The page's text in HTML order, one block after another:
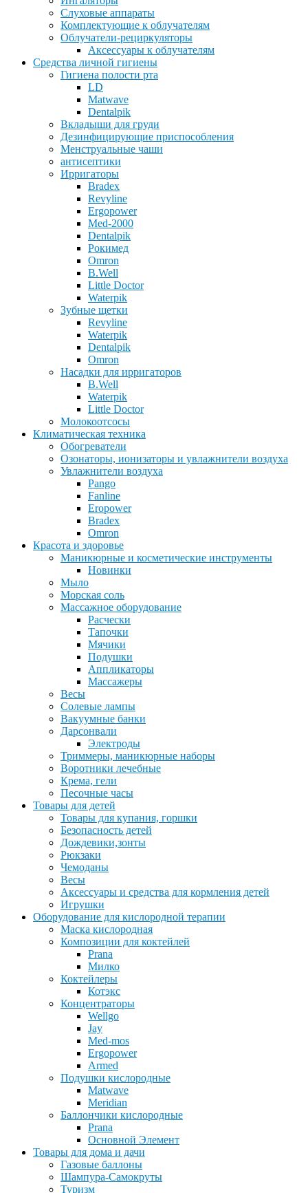
Слуховые аппараты
Комплектующие к облучателям
Облучатели-рециркуляторы
Аксессуары к облучателям
Средства личной гигиены
Гигиена полости рта
LD
Matwave
Dentalpik
Вкладыши для груди
Дезинфицирующие приспособления
Менструальные чаши
антисептики
Ирригаторы
Bradex
Revyline
Ergopower
Med-2000
Dentalpik
Рокимед
Omron
B.Well
Little Doctor
Waterpik
Зубные щетки
Revyline
Waterpik
Dentalpik
Omron
Насадки для ирригаторов
B.Well
Waterpik
Little Doctor
Молокоотсосы
Климатическая техника
Обогреватели
Озонаторы, ионизаторы и увлажнители воздуха
Увлажнители воздуха
Pango
Fanline
Eropower
Bradex
Omron
Красота и здоровье
Маникюрные и косметические инструменты
Новинки
Мыло
Морская соль
Массажное оборудование
Расчески
Тапочки
Мячики
Подушки
Аппликаторы
Массажеры
Весы
Солевые лампы
Вакуумные банки
Дарсонвали
Электроды
Триммеры, маникюрные наборы
Воротники лечебные
Крема, гели
Песочные часы
Товары для детей
Товары для купания, горшки
Безопасность детей
Дождевики,зонты
Рюкзаки
Чемоданы
Весы
Аксессуары и средства для кормления детей
Игрушки
Оборудование для кислородной терапии
Маска кислородная
Композиции для коктейлей
Prana
Милко
Коктейлеры
Котэкс
Концентраторы
Wellgo
Jay
Med-mos
Ergopower
Armed
Подушки кислородные
Matwave
Meridian
Баллончики кислородные
Prana
Основной Элемент
Товары для дома и дачи
Газовые баллоны
Шампура-Самокруты
Туризм